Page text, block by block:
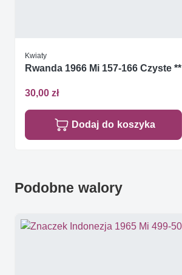
Kwiaty
Rwanda 1966 Mi 157-166 Czyste **
30,00 zł
Dodaj do koszyka
Podobne walory